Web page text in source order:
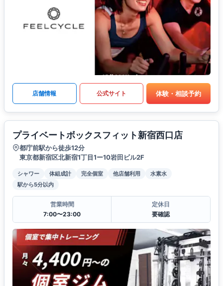
店舗情報 公式サイト 体験・相談予約
プライベートボックスフィット新宿西口店
都庁前駅から徒歩12分
東京都新宿区北新宿1丁目1ー10岩田ビル2F
シャワー 体組成計 完全個室 他店舗利用
水素水
駅から5分以内
営業時間
7:00〜23:00
定休日
要確認